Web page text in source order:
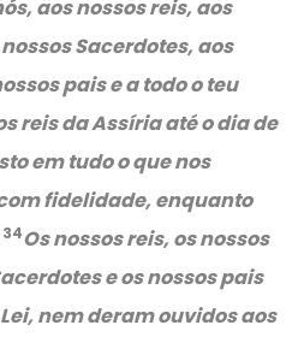
aos nossos reis, aos
Sacerdotes, aos
pais e a todo o teu
reis da Assíria até o dia de
em tudo o que nos
fidelidade, enquanto
34Os nossos reis, os nossos
e os nossos pais
nem deram ouvidos aos